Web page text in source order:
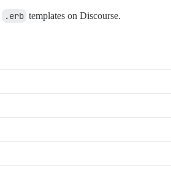
.erb templates on Discourse.